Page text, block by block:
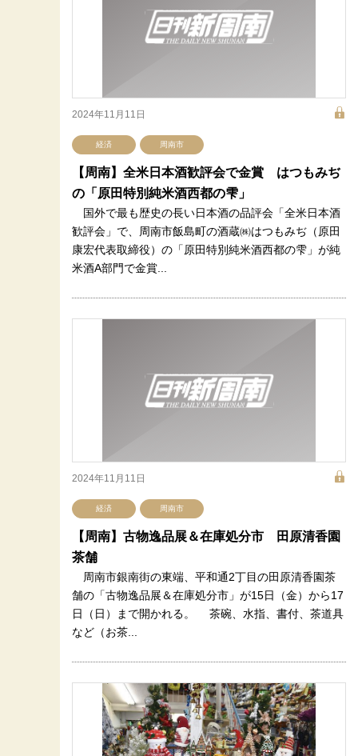
2024年11月11日
経済 周南市
【周南】全米日本酒歓評会で金賞 はつもみぢ
の「原田特別純米酒西都の雫」
国外で最も歴史の長い日本酒の品評会「全米日本酒
歓評会」で、周南市飯島町の酒蔵㈱はつもみぢ（原田
康宏代表取締役）の「原田特別純米酒西都の雫」が純
米酒A部門で金賞...
2024年11月11日
経済 周南市
【周南】古物逸品展＆在庫処分市 田原清香園
茶舗
周南市銀南街の東端、平和通2丁目の田原清香園茶
舗の「古物逸品展＆在庫処分市」が15日（金）から17
日（日）まで開かれる。 茶碗、水指、書付、茶道具
など（お茶...